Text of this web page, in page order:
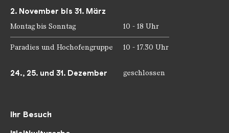
Ihr Besuch
2. November bis 31. März
Montag bis Sonntag 10 - 18 Uhr
Paradies und Hochofengruppe 10 - 17.30 Uhr
24., 25. und 31. Dezember geschlossen